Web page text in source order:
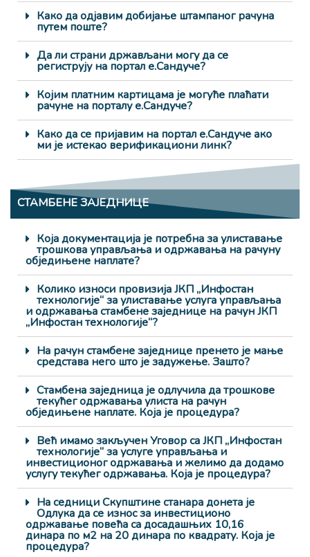
Како да одјавим добијање штампаног рачуна
путем поште?
Да ли страни држављани могу да се
региструју на портал е.Сандуче?
Којим платним картицама је могуће плаћати
рачуне на порталу е.Сандуче?
Како да се пријавим на портал е.Сандуче ако
ми је истекао верификациони линк?
СТАМБЕНЕ ЗАЈЕДНИЦЕ
Која документација је потребна за улиставање
трошкова управљања и одржавања на рачуну
обједињене наплате?
Колико износи провизија ЈКП „Инфостан
технологије“ за улиставање услуга управљања
и одржавања стамбене заједнице на рачун ЈКП
„Инфостан технологије“?
На рачун стамбене заједнице пренето је мање
средстава него што је задужење. Зашто?
Стамбена заједница је одлучила да трошкове
текућег одржавања улиста на рачун
обједињене наплате. Која је процедура?
Већ имамо закључен Уговор са ЈКП „Инфостан
технологије“ за услуге управљања и
инвестиционог одржавања и желимо да додамо
услугу текућег одржавања. Која је процедура?
На седници Скупштине станара донета је
Одлука да се износ за инвестиционо
одржавање повећа са досадашњих 10,16
динара по м2 на 20 динара по квадрату. Која је
процедура?